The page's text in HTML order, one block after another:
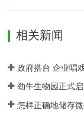
相关新闻
劲牛生物园正式启
怎样正确地储存